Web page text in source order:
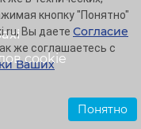
cookie
кнопку "Понятно"
Вы даете Согласие
же соглашаетесь с
Ваших
Понятно